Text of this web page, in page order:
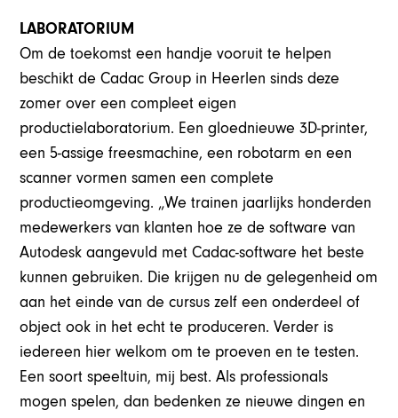
LABORATORIUM
Om de toekomst een handje vooruit te helpen
beschikt de Cadac Group in Heerlen sinds deze
zomer over een compleet eigen
productielaboratorium. Een gloednieuwe 3D-printer,
een 5-assige freesmachine, een robotarm en een
scanner vormen samen een complete
productieomgeving. „We trainen jaarlijks honderden
medewerkers van klanten hoe ze de software van
Autodesk aangevuld met Cadac-software het beste
kunnen gebruiken. Die krijgen nu de gelegenheid om
aan het einde van de cursus zelf een onderdeel of
object ook in het echt te produceren. Verder is
iedereen hier welkom om te proeven en te testen.
Een soort speeltuin, mij best. Als professionals
mogen spelen, dan bedenken ze nieuwe dingen en